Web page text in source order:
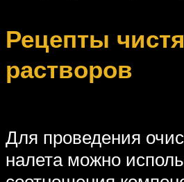
Рецепты
растворов
Для проведения
налета можно